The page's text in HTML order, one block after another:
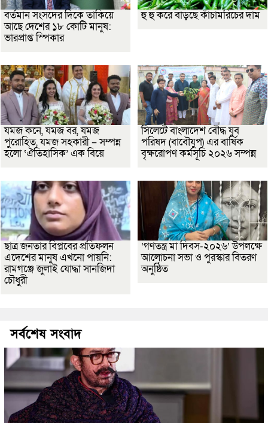
বর্তমান সংসদের দিকে তাকিয়ে
আছে দেশের ১৮ কোটি মানুষ:
ভারপ্রাপ্ত স্পিকার
হু হু করে বাড়ছে কাঁচামরিচের দাম
যমজ কনে, যমজ বর, যমজ
পুরোহিত, যমজ সহকারী – সম্পন্ন
হলো ‘ঐতিহাসিক’ এক বিয়ে
সিলেটে বাংলাদেশ বৌদ্ধ যুব
পরিষদ (বাবৌযুপ) এর বার্ষিক
বৃক্ষরোপণ কর্মসূচি ২০২৬ সম্পন্ন
ছাত্র জনতার বিপ্লবের প্রতিফলন
এদেশের মানুষ এখনো পায়নি:
রামগঞ্জে জুলাই যোদ্ধা সানজিদা
চৌধুরী
‘গণতন্ত্র মা দিবস-২০২৬’ উপলক্ষে
আলোচনা সভা ও পুরস্কার বিতরণ
অনুষ্ঠিত
সর্বশেষ সংবাদ